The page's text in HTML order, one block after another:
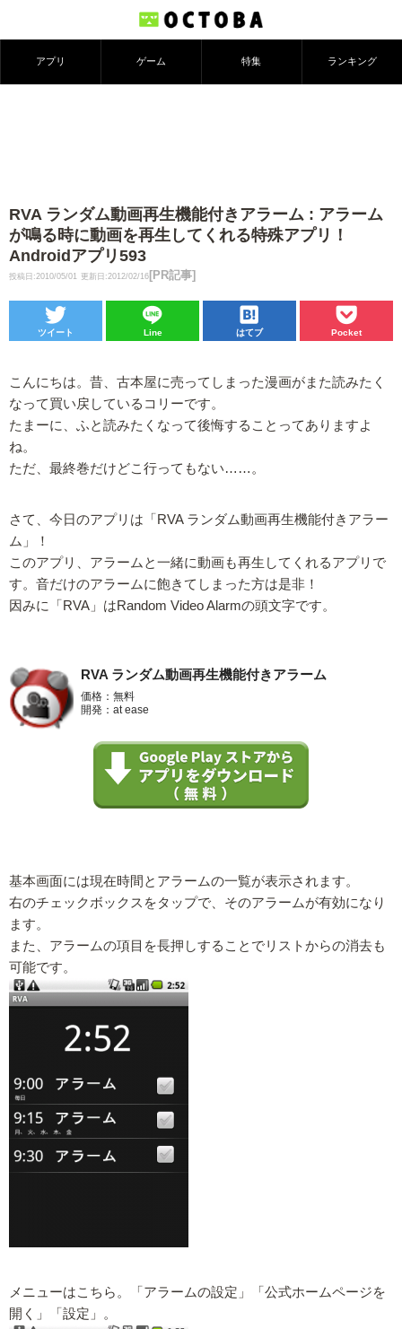
アプリ ゲーム 特集 ランキング
RVA ランダム動画再生機能付きアラーム : アラーム
が鳴る時に動画を再生してくれる特殊アプリ！
Androidアプリ593
投稿日:2010/05/01 更新日:2012/02/16 [PR記事]
ツイート Line はてブ Pocket
こんにちは。昔、古本屋に売ってしまった漫画がまた読みたく
なって買い戻しているコリーです。
たまーに、ふと読みたくなって後悔することってありますよ
ね。
ただ、最終巻だけどこ行ってもない……。
さて、今日のアプリは「RVA ランダム動画再生機能付きアラー
ム」！
このアプリ、アラームと一緒に動画も再生してくれるアプリで
す。音だけのアラームに飽きてしまった方は是非！
因みに「RVA」はRandom Video Alarmの頭文字です。
RVA ランダム動画再生機能付きアラーム
価格：無料
開発：at ease
基本画面には現在時間とアラームの一覧が表示されます。
右のチェックボックスをタップで、そのアラームが有効になり
ます。
また、アラームの項目を長押しすることでリストからの消去も
可能です。
メニューはこちら。「アラームの設定」「公式ホームページを
開く」「設定」。